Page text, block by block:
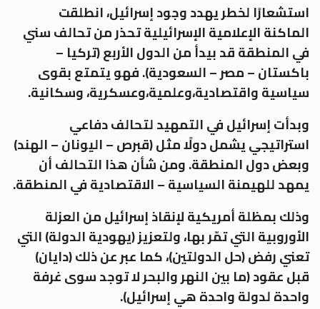
استشعارًا لخطر يهدد وجود إسرائيل، انطلقت
الماكنة الإعلامية الإسرائيلية تحذر من تحالف سني
في المنطقة قد بيدأ من الدول الأربع (تركيا –
باكستان – مصر – السعودية). فهو يتمتع بقوى
سياسية واقتصادية،وعلمية،وعسكرية، وسكانية.
وبدأت إسرائيل في التمهيد لتحالف دفاعي
استراتيجي يشمل دولًا مثل (قبرص – اليونان – الهند)
وبعض دول المنطقة. ومن شأن هذا التحالف أن
يمهد للهيمنة السياسية – الاقتصادية في المنطقة.
وذلك بمظلة أمريكية لإنقاذ إسرائيل من العزلة
الأوروبية التي تمّر بها، ولتعزيز (يهودية الدولة) التي
تعني رفض (حل الدولتين)، كما عبر عن ذلك (دايان)
قبل عقود (ما بين النهر والبحر لا توجد سوى غرفة
واحدة لدولة واحدة هي إسرائيل).